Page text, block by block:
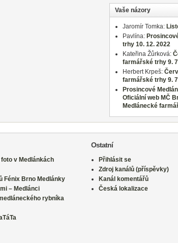
Vaše názory
Jaromír Tomka:
Pavlína:
trhy 10. 12. 2022
Kateřina Žůrková:
farmářské trhy 9.
Herbert Krpeš:
farmářské trhy 9.
Prosincové
Oficiální web MČ
Medlánecké
foto v Medlánkách
Fénix Brno Medlánky
– Medlánci
rybníka
Ostatní
Přihlásit se
Zdroj kanálů (příspěvky)
Kanál komentářů
Česká lokalizace